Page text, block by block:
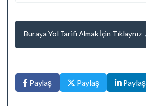
Buraya Yol Tarifi Almak İçin Tıklaynız
Paylaş Paylaş Paylaş